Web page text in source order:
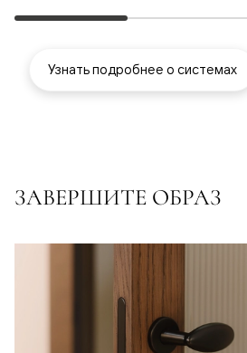
Узнать подробнее о системах
ЗАВЕРШИТЕ ОБРАЗ